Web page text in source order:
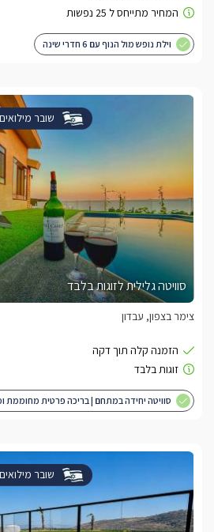
וילת נופש מול הנוף עם 6 חדרי שינה
שובר מילואים
סוויטה גלילית לזוגות בלבד
צימר בצפון, עבדון
סוויטה יחידה במתחם | בריכה פרטית מחוממת
שובר מילואים